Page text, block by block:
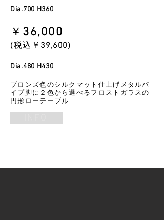
Dia.700 H360
ブロンズ色のシルクマット仕上げメタルパ
イプ脚に２色から選べるフロストガラスの
円形ローテーブル
​￥ 36,000
​(税込￥ 39,600)
Dia.480 H430